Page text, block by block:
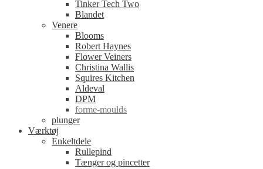
Tinker Tech Two
Blandet
Venere
Blooms
Robert Haynes
Flower Veiners
Christina Wallis
Squires Kitchen
Aldeval
DPM
forme-moulds
plunger
Værktøj
Enkeltdele
Rullepind
Tænger og pincetter